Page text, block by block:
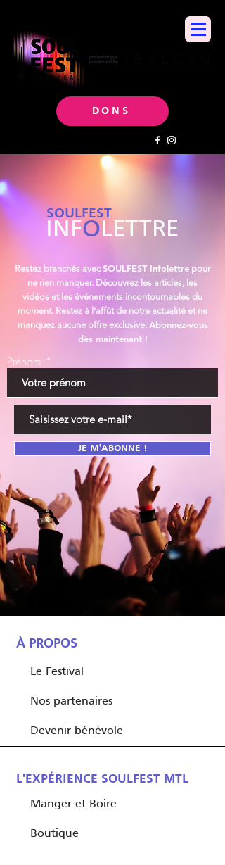
DONS
SOULFEST
INFOLETTRE
Restez branchés avecSOULFEST Infolettre pour
ne rien manquer. Découvrez les articles, les
vidéos et les événements incontournables du
moment. Restez à l'affût de notre actualité et ne
manquez aucune offre exclusive. Abonnez-vous
dès maintenant !
Prénom
JE M'ABONNE !
À PROPOS
Le Festival
Nos partenaires
Devenir bénévole
L'EXPÉRIENCE SOULFEST MTL
Manger et Boire
Boutique